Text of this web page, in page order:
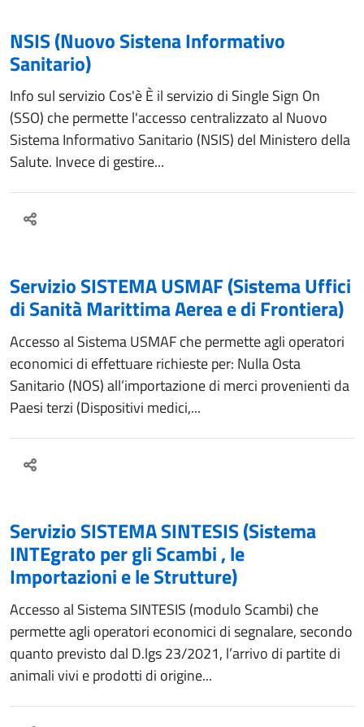
NSIS (Nuovo Sistena Informativo
Sanitario)
Info sul servizio Cos'è È il servizio di Single Sign On
(SSO) che permette l'accesso centralizzato al Nuovo
Sistema Informativo Sanitario (NSIS) del Ministero della
Salute. Invece di gestire...
Servizio SISTEMA USMAF (Sistema Uffici
di Sanità Marittima Aerea e di Frontiera)
Accesso al Sistema USMAF che permette agli operatori
economici di effettuare richieste per: Nulla Osta
Sanitario (NOS) all’importazione di merci provenienti da
Paesi terzi (Dispositivi medici,...
Servizio SISTEMA SINTESIS (Sistema
INTEgrato per gli Scambi , le
Importazioni e le Strutture)
Accesso al Sistema SINTESIS (modulo Scambi) che
permette agli operatori economici di segnalare, secondo
quanto previsto dal D.lgs 23/2021, l’arrivo di partite di
animali vivi e prodotti di origine...